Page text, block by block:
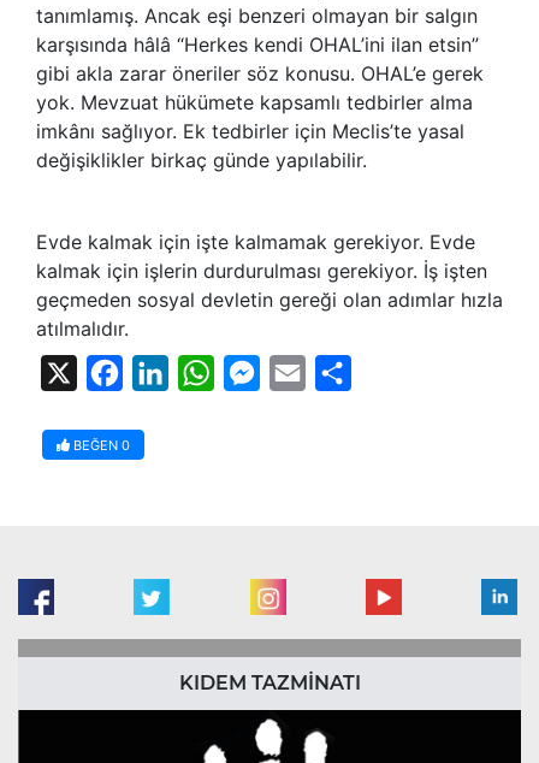
tanımlamış. Ancak eşi benzeri olmayan bir salgın
karşısında hâlâ “Herkes kendi OHAL’ini ilan etsin”
gibi akla zarar öneriler söz konusu. OHAL’e gerek
yok. Mevzuat hükümete kapsamlı tedbirler alma
imkânı sağlıyor. Ek tedbirler için Meclis’te yasal
değişiklikler birkaç günde yapılabilir.
Evde kalmak için işte kalmamak gerekiyor. Evde
kalmak için işlerin durdurulması gerekiyor. İş işten
geçmeden sosyal devletin gereği olan adımlar hızla
atılmalıdır.
FacebookLinkedInWhatsAppMessenger
Email
BEĞEN 0
KIDEM TAZMİNATI